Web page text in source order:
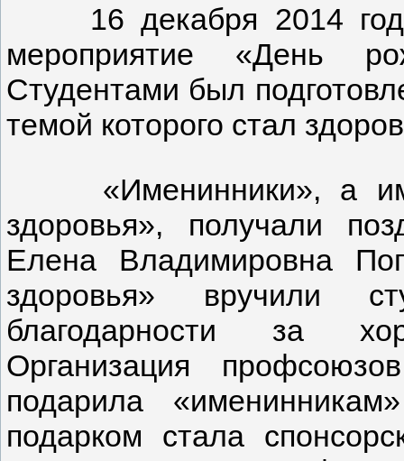
16 декабря 2014
мероприятие «День
Студентами был
темой которого стал
«Именинники», а
здоровья», получали
Елена Владимировна
здоровья» вручили
благодарности за
Организация
подарила
подарком стала